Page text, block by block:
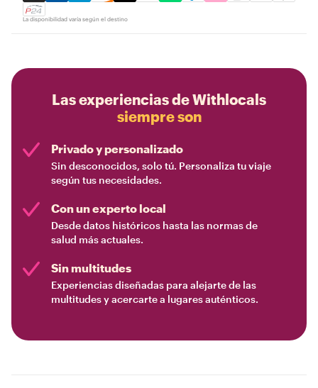
La disponibilidad varía según el destino
Las experiencias de Withlocals
siempre son
Privado y personalizado
Sin desconocidos, solo tú. Personaliza tu viaje
según tus necesidades.
Con un experto local
Desde datos históricos hasta las normas de
salud más actuales.
Sin multitudes
Experiencias diseñadas para alejarte de las
multitudes y acercarte a lugares auténticos.